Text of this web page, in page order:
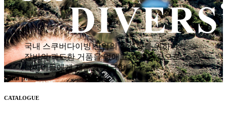
국내 스쿠버다이빙 산업의 활성화를 위하여
장비의 과도한 거품을 없애고 착한 가격으로
다이버들에게 제품을 공급합니다.
hana plaza
CATALOGUE